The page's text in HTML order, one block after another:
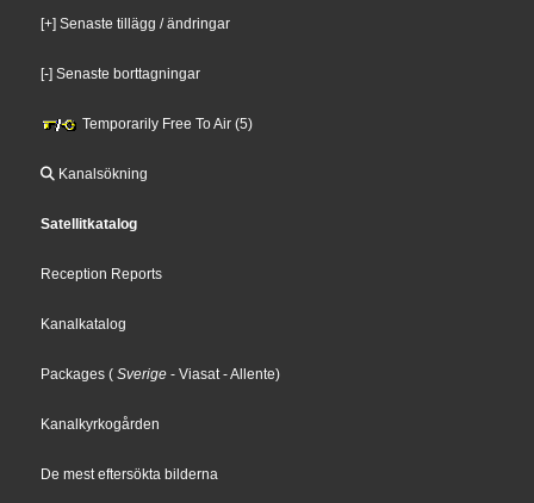
[+] Senaste tillägg / ändringar
[-] Senaste borttagningar
Temporarily Free To Air (5)
Kanalsökning
Satellitkatalog
Reception Reports
Kanalkatalog
Packages ( Sverige - Viasat - Allente)
Kanalkyrkogården
De mest eftersökta bilderna